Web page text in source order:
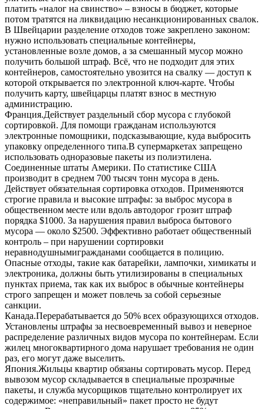
платить «налог на свинство» – взносы в бюджет, которые
потом тратятся на ликвидацию несанкционированных свалок.
В Швейцарии разделение отходов тоже закреплено законом:
нужно использовать специальные контейнеры,
установленные возле домов, а за смешанный мусор можно
получить большой штраф. Всё, что не подходит для этих
контейнеров, самостоятельно увозится на свалку — доступ к
которой открывается по электронной ключ-карте. Чтобы
получить карту, швейцарцы платят взнос в местную
администрацию.
Франция.Действует раздельный сбор мусора с глубокой
сортировкой. Для помощи гражданам используются
электронные помощники, подсказывающие, куда выбросить
упаковку определенного типа.В супермаркетах запрещено
использовать одноразовые пакеты из полиэтилена.
Соединенные штаты Америки. По статистике США
производит в среднем 700 тысяч тонн мусора в день.
Действует обязательная сортировка отходов. Применяются
строгие правила и высокие штрафы: за выброс мусора в
общественном месте или вдоль автодорог грозит штраф
порядка $1000. За нарушения правил выброса бытового
мусора — около $2500. Эффективно работает общественный
контроль – при нарушении сортировки
неравнодушнымигражданами сообщается в полицию.
Опасные отходы, такие как батарейки, лампочки, химикаты и
электроника, должны быть утилизированы в специальных
пунктах приема, так как их выброс в обычные контейнеры
строго запрещен и может повлечь за собой серьезные
санкции.
Канада.Перерабатывается до 50% всех образующихся отходов.
Установлены штрафы за несвоевременный вывоз и неверное
распределение различных видов мусора по контейнерам. Если
жилец многоквартирного дома нарушает требования не один
раз, его могут даже выселить.
Япония.Жильцы квартир обязаны сортировать мусор. Перед
вывозом мусор складывается в специальные прозрачные
пакеты, и служба мусорщиков тщательно контролирует их
содержимое: «неправильный» пакет просто не будут